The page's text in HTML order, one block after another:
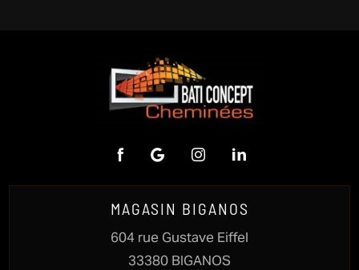
MAGASIN BIGANOS
604 rue Gustave Eiffel
33380 BIGANOS